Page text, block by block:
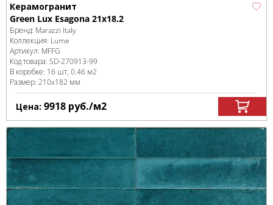
Керамогранит
Green Lux Esagona 21x18.2
Бренд: Marazzi Italy
Коллекция: Lume
Артикул: MFFG
Код товара: SD-270913-99
В коробке: 16 шт, 0.46 м2
Размер: 210x182 мм
Цена: 9918 руб./м2